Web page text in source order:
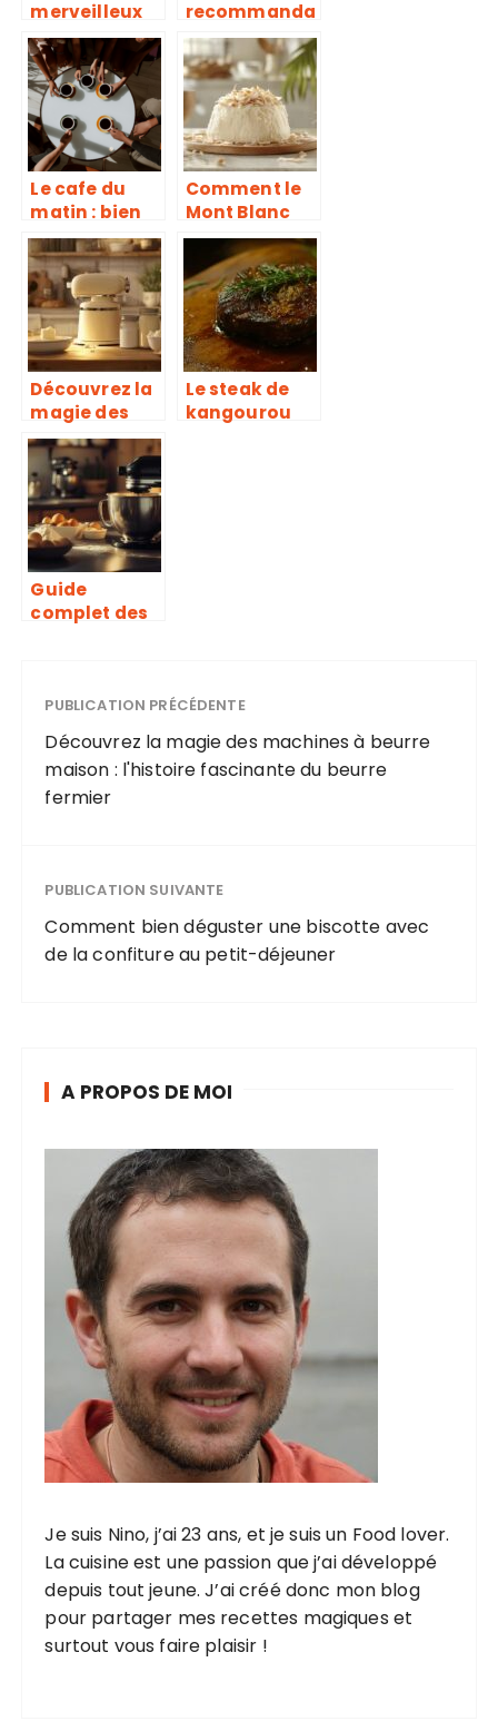
merveilleux
bienfaits du
cafe
colombien
recommanda
tions sur le
poivre pour
parfaire vos
recettes de
cuisine
Le cafe du
matin : bien
plus qu’une
simple
boisson
chaude
Comment le
Mont Blanc
s’est
transformé
en star de la
pâtisserie
antillaise
grâce à la
crème de
coco
Découvrez la
magie des
machines à
beurre
maison :
l’histoire
fascinante du
beurre
fermier
Le steak de
kangourou
Guide
complet des
choisir pour
votre cuisine
PUBLICATION PRÉCÉDENTE
Découvrez la magie des machines à beurre
maison : l'histoire fascinante du beurre
fermier
PUBLICATION SUIVANTE
Comment bien déguster une biscotte avec
de la confiture au petit-déjeuner
A PROPOS DE MOI
Je suis Nino, j’ai 23 ans, et je suis un Food lover.
La cuisine est une passion que j’ai développé
depuis tout jeune. J’ai créé donc mon blog
pour partager mes recettes magiques et
surtout vous faire plaisir !